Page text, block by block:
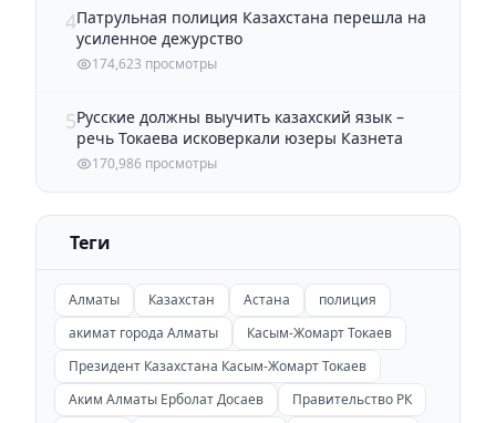
4Патрульная полиция Казахстана перешла на
усиленное дежурство
174,623 просмотры
5Русские должны выучить казахский язык –
речь Токаева исковеркали юзеры Казнета
170,986 просмотры
Теги
Алматы Казахстан Астана
полиция
акимат города Алматы
Касым-Жомарт Токаев
Президент Казахстана Касым-Жомарт Токаев
Аким Алматы Ерболат Досаев
Правительство РК